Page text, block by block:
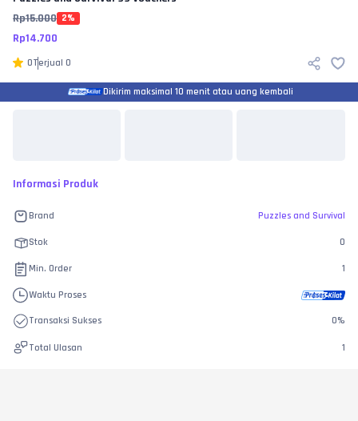
Rp15.000 2%
Rp14.700
0Terjual 0
Dikirim maksimal 10 menit atau uang kembali
Informasi Produk
Brand Puzzles and Survival
Stok 0
Min. Order 1
Waktu Proses
Transaksi Sukses 0%
Total Ulasan 1